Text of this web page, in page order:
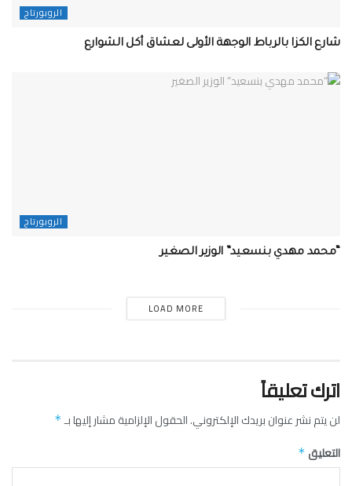
الروبورتاج
شارع الكزا بالرباط الوجهة الأولى لعشاق أكل الشوارع
الروبورتاج
“محمد مهدي بنسعيد” الوزير الصغير
LOAD MORE
اترك تعليقاً
لن يتم نشر عنوان بريدك الإلكتروني.الحقول الإلزامية مشار إليها بـ*
التعليق *